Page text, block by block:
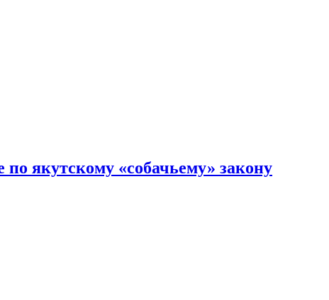
якутскому «собачьему» закону